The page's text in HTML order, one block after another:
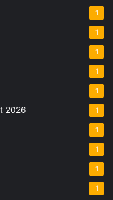
1
1
1
1
1
2026 1
1
1
1
1